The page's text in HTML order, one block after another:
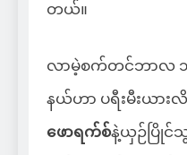
တယ်။
လာမဲ့စက်တင်ဘာလ ၁
နယ်ဟာ ပရီးမီးယား
ဖောရက်စ်နဲ့ယှဉ်ပြိုင်သွာ